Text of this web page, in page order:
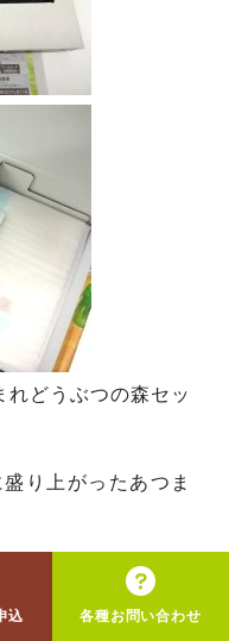
どうぶつの森セッ
り上がったあつま
ッチ本体です。
、スイッチ2にも
込 各種お問い合わせ